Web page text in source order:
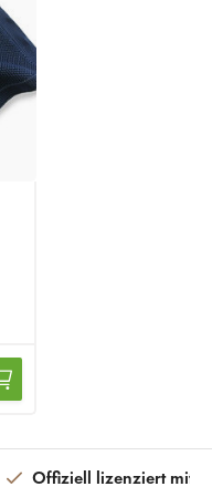
Offiziell lizenziert mit